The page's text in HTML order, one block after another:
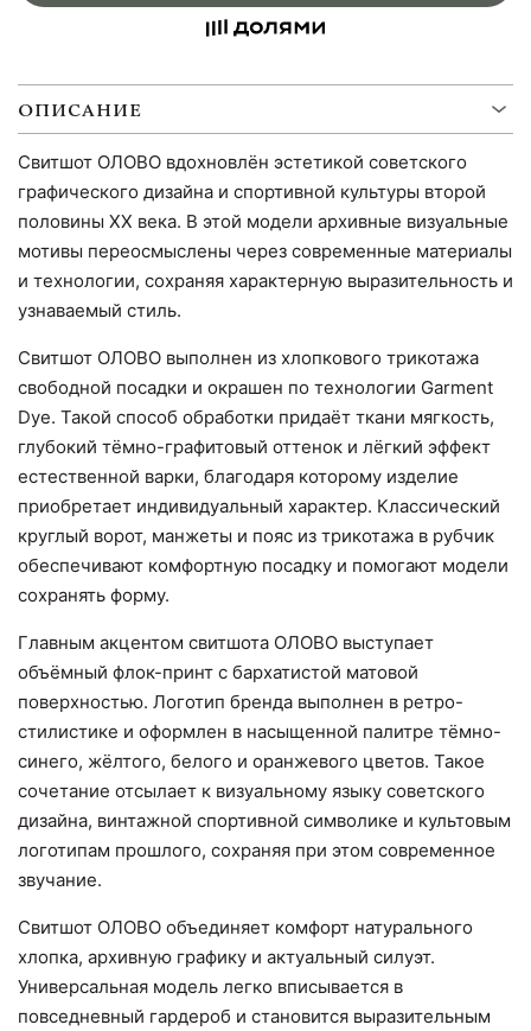
ОПИСАНИЕ
Свитшот ОЛОВО вдохновлён эстетикой советского
графического дизайна и спортивной культуры второй
половины XX века. В этой модели архивные визуальные
мотивы переосмыслены через современные материалы
и технологии, сохраняя характерную выразительность и
узнаваемый стиль.
Свитшот ОЛОВО выполнен из хлопкового трикотажа
свободной посадки и окрашен по технологии Garment
Dye. Такой способ обработки придаёт ткани мягкость,
глубокий тёмно-графитовый оттенок и лёгкий эффект
естественной варки, благодаря которому изделие
приобретает индивидуальный характер. Классический
круглый ворот, манжеты и пояс из трикотажа в рубчик
обеспечивают комфортную посадку и помогают модели
сохранять форму.
Главным акцентом свитшота ОЛОВО выступает
объёмный флок-принт с бархатистой матовой
поверхностью. Логотип бренда выполнен в ретро-
стилистике и оформлен в насыщенной палитре тёмно-
синего, жёлтого, белого и оранжевого цветов. Такое
сочетание отсылает к визуальному языку советского
дизайна, винтажной спортивной символике и культовым
логотипам прошлого, сохраняя при этом современное
звучание.
Свитшот ОЛОВО объединяет комфорт натурального
хлопка, архивную графику и актуальный силуэт.
Универсальная модель легко вписывается в
повседневный гардероб и становится выразительным